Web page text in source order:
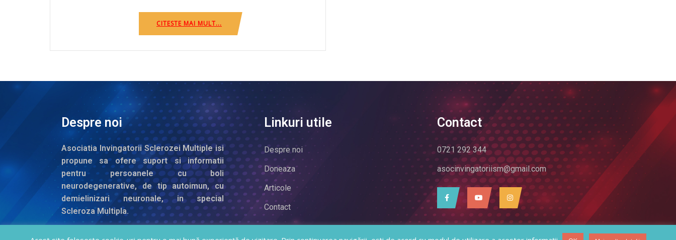
CITESTE MAI MULT...
Despre noi
Asociatia Invingatorii Sclerozei Multiple isi
propune sa ofere suport si informatii
pentru persoanele cu boli
neurodegenerative, de tip autoimun, cu
demielinizari neuronale, in special
Scleroza Multipla.
Linkuri utile
Despre noi
Doneaza
Articole
Contact
Contact
0721 292 344
asocinvingatoriism@gmail.com